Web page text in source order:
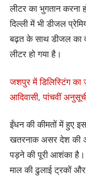
लीटर का भुगतान करना
दिल्ली में भी डीजल
बढ़त के साथ डीजल का
लीटर हो गया है।
जशपुर में डिलिस्टिंग का
आदिवासी, पांचवीं
ईंधन की कीमतों में हुए
खतरनाक असर देश की
पड़ने की पूरी आशंका
माल की ढुलाई ट्रकों और